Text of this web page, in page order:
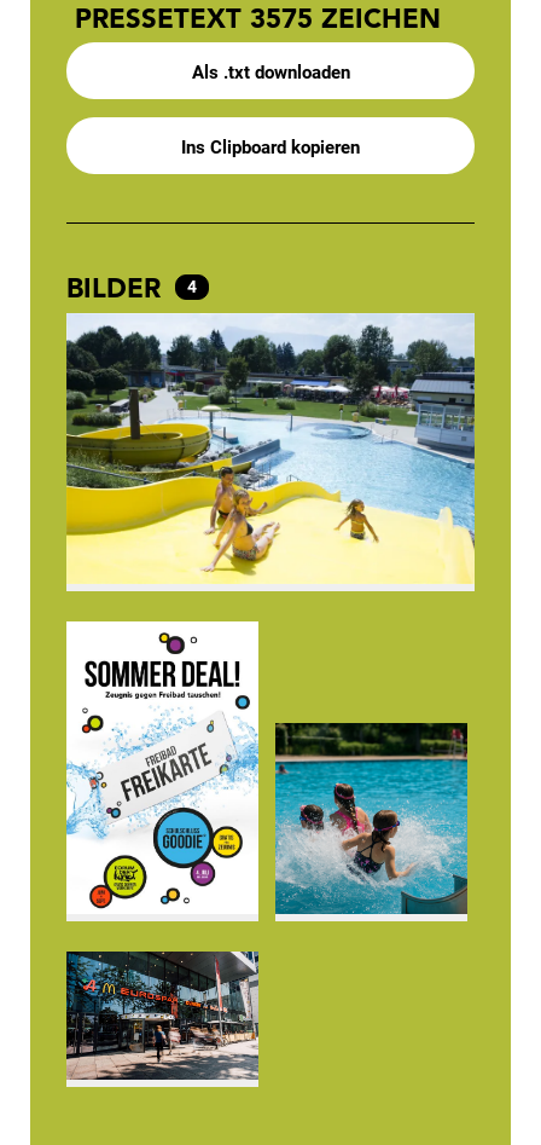
PRESSETEXT 3575 ZEICHEN
Als .txt downloaden
Ins Clipboard kopieren
BILDER 4